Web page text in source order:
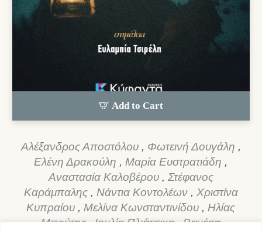
Add to Cart
Αλέξανδρος Αποστόλου , Φωτεινή Δουγάλη ,
Ελένη Δρακούλη ,Μαρία Ευστρατιάδη ,
Αναστασία Καλοβέρου , Στέφανος
Καράμπαλης , Νάντια Κοντολέων , Χριστίνα
Κυπραίου ,Μελίνα Κωνσταντινίδου ,Ηλίας
Μπούτης,Ιουλία Πλιάτσικα,Βανέσα